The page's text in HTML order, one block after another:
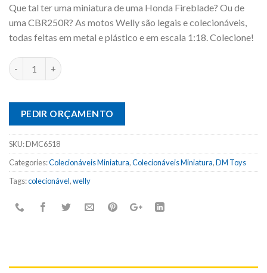
Que tal ter uma miniatura de uma Honda Fireblade? Ou de
uma CBR250R? As motos Welly são legais e colecionáveis,
todas feitas em metal e plástico e em escala 1:18. Colecione!
PEDIR ORÇAMENTO
SKU:DMC6518
Categories:Colecionáveis Miniatura,Colecionáveis Miniatura,DM Toys
Tags:colecionável,welly